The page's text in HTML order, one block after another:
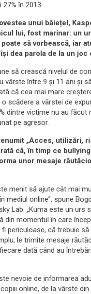
27% în 2013.
unui băiețel,
lui, fost marinar: un
să vorbească, iar
dea parola de la un
să crească nivelul de
vârste între 9 și 11 ani și
că cea mai mare
o scădere a vârstei de
dintre victime nu au
pe agresor.
„Acces, utilizări,
că, în timp ce
unor mesaje
menit să ajute cât mai
mediul online”, spune
Lab. „Kuma este un
din momentul în care
periculoase, că trebuie
le trimite mesaje
dată când au
nevoie de informarea
online, de la vârste